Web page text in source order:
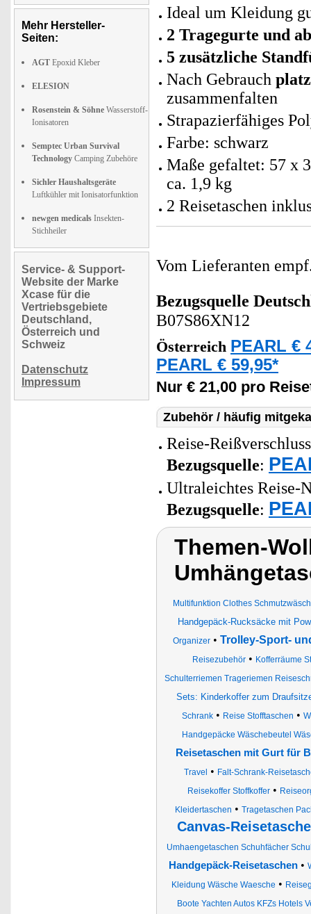
Mehr Hersteller-
Seiten:
AGT Epoxid Kleber
ELESION
Rosenstein & Söhne Wasserstoff-
Ionisatoren
Semptec Urban Survival
Technology Camping Zubehöre
Sichler Haushaltsgeräte
Luftkühler mit Ionisatorfunktion
newgen medicals Insekten-
Stichheiler
Service- & Support-
Website der Marke
Xcase für die
Vertriebsgebiete
Deutschland,
Österreich und
Schweiz
Datenschutz
Impressum
Ideal um Kleidung
2 Tragegurte und
5 zusätzliche
Nach Gebrauch
zusammenfalten
Strapazierfähiges
Farbe: schwarz
Maße gefaltet: 57 x
ca. 1,9 kg
2 Reisetaschen
Vom Lieferanten
Bezugsquelle
B07S86XN12
Österreich PEARL €
PEARL € 59,95*
Nur € 21,00 pro
Zubehör / häufig
Reise-
Bezugsquelle:
Ultraleichtes Reise-
Bezugsquelle:
Themen-
Multifunktion Clothes
Handgepäck-Rucksäcke mit
Organizer• Trolley-Sport-
Reisezubehör• Kofferräume
Schulterriemen Trageriemen
Sets: Kinderkoffer zum
Schrank• Reise Stofftaschen •
Handgepäcke Wäschebeutel
Reisetaschen mit Gurt für
Travel • Falt-Schrank-
Reisekoffer Stoffkoffer•
Kleidertaschen • Tragetaschen
Canvas-
Umhaengetaschen Schuhfächer
Handgepäck-Reisetaschen•
Kleidung Wäsche Waesche •
Boote Yachten Autos KFZs Hotels